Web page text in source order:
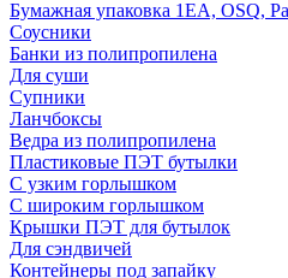
Бумажная упаковка 1ЕА, OSQ,
Соусники
Банки из полипропилена
Для суши
Супники
Ланчбоксы
Ведра из полипропилена
Пластиковые ПЭТ бутылки
С узким горлышком
С широким горлышком
Крышки ПЭТ для бутылок
Для сэндвичей
Контейнеры под запайку